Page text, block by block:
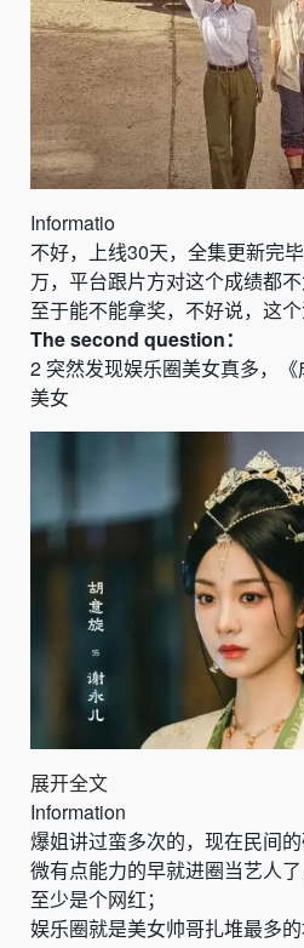
Informatio
不好，上线30天，全集更新完
万，平台跟片方对这个成绩都不
至于能不能拿奖，不好说，这
Thesecond question：
2突然发现娱乐圈美女真多， 《
美女
展开全文
Information
爆姐讲过蛮多次的，现在民间
微有点能力的早就进圈当艺人
至少是个网红；
娱乐圈就是美女帅哥扎堆最多